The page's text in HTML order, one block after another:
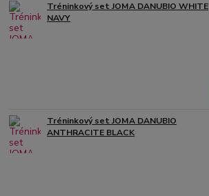
Tréninkový set JOMA DANUBIO WHITE
NAVY
Tréninkový set JOMA DANUBIO
ANTHRACITE BLACK